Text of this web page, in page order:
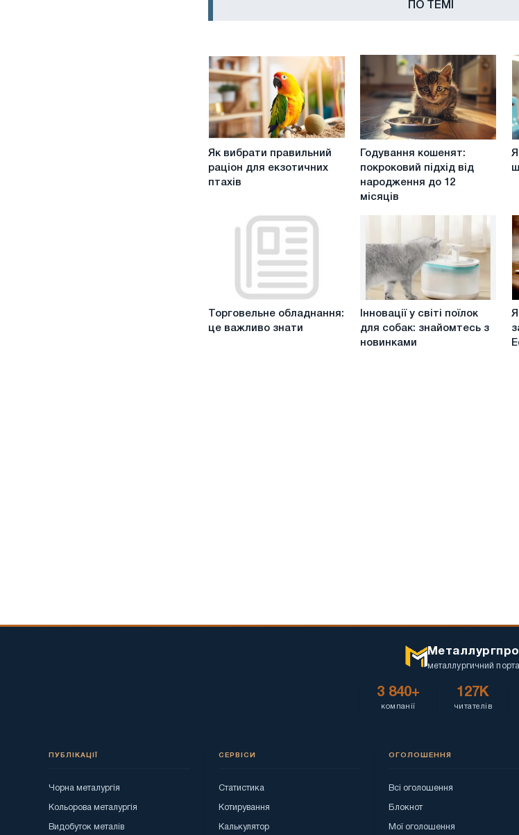
ПО ТЕМІ
Як
вибрати
правильний
екзотичних
Як вибрати правильний
раціон для екзотичних
птахів
Годування
кошенят:
покроковий
підхід
12
місяців
Годування кошенят:
покроковий підхід від
народження до 12
місяців
Торговельне
обладнання:
це
Торговельне обладнання:
це важливо знати
Інновації
світі
Інновації у світі поїлок
для собак: знайомтесь з
новинками
Як
металлургичний
3 840+
компанії
127K
читателів
ПУБЛІКАЦІЇ
Чорна металургія
Кольорова металургія
Видобуток металів
СЕРВІСИ
Статистика
Котирування
Калькулятор
ОГОЛОШЕННЯ
Всі оголошення
Блокнот
Мої оголошення